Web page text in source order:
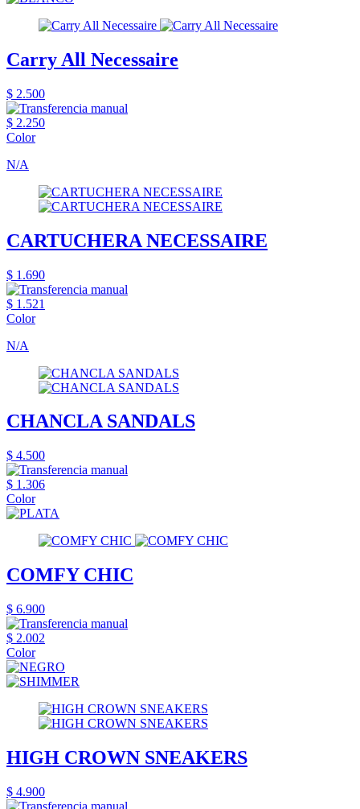
Carry All Necessaire
$ 2.500
$ 2.250
Color
N/A
CARTUCHERA NECESSAIRE
$ 1.690
$ 1.521
Color
N/A
CHANCLA SANDALS
$ 4.500
$ 1.306
Color
COMFY CHIC
$ 6.900
$ 2.002
Color
HIGH CROWN SNEAKERS
$ 4.900